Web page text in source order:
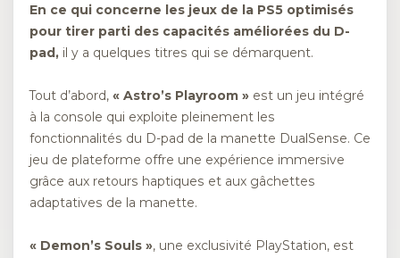
En ce qui concerne les jeux de la PS5 optimisés
pour tirer parti des capacités améliorées du D-
pad, il y a quelques titres qui se démarquent.
Tout d’abord, « Astro’s Playroom » est un jeu intégré
à la console qui exploite pleinement les
fonctionnalités du D-pad de la manette DualSense. Ce
jeu de plateforme offre une expérience immersive
grâce aux retours haptiques et aux gâchettes
adaptatives de la manette.
« Demon’s Souls », une exclusivité PlayStation, est